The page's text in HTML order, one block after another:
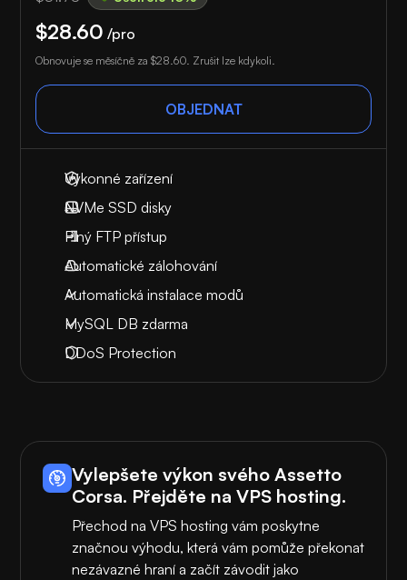
$28.60 /pro
Obnovuje se měsíčně za $28.60 . Zrušit lze kdykoli.
OBJEDNAT
Výkonné zařízení
NVMe SSD disky
Plný FTP přístup
Automatické zálohování
Automatická instalace modů
MySQL DB zdarma
DDoS Protection
Vylepšete výkon svého Assetto
Corsa. Přejděte na VPS hosting.
Přechod na VPS hosting vám poskytne
značnou výhodu, která vám pomůže překonat
nezávazné hraní a začít závodit jako